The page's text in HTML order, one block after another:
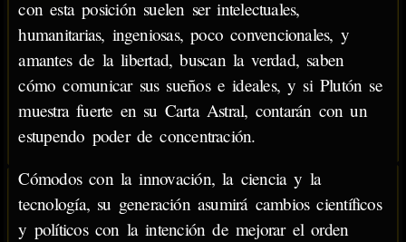
con esta posición suelen ser intelectuales,
humanitarias, ingeniosas, poco convencionales, y
amantes de la libertad, buscan la verdad, saben
cómo comunicar sus sueños e ideales, y si Plutón se
muestra fuerte en su Carta Astral, contarán con un
estupendo poder de concentración.
Cómodos con la innovación, la ciencia y la
tecnología, su generación asumirá cambios científicos
y políticos con la intención de mejorar el orden